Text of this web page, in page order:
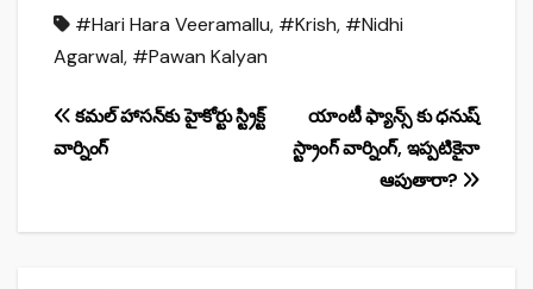
c
e
b
o
k
at
s
A
ar
e
#Hari Hara Veeramallu, #Krish, #Nidhi
Agarwal, #Pawan Kalyan
Post
navigation
యాంటీ ఫ్యాన్స్ కు ధనుష్
స్ట్రాంగ్ వార్నింగ్, ఇప్పటికైనా
ఆపుతారా?
కమల్ హాసన్‌కు హైకోర్టు స్ట్రిక్ట్
వార్నింగ్